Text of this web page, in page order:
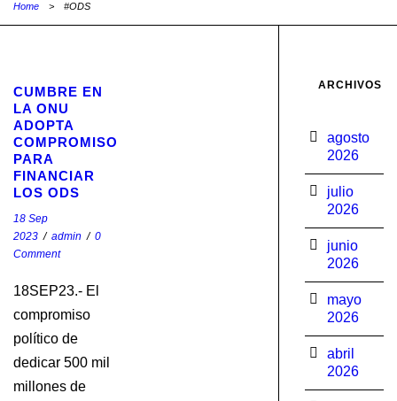
Home > #ODS
CUMBRE EN
LA ONU
ADOPTA
COMPROMISO
PARA
FINANCIAR
LOS ODS
18 Sep
2023 / admin / 0
Comment
18SEP23.- El
compromiso
político de
dedicar 500 mil
millones de
ARCHIVOS
agosto
2026
julio
2026
junio
2026
mayo
2026
abril
2026